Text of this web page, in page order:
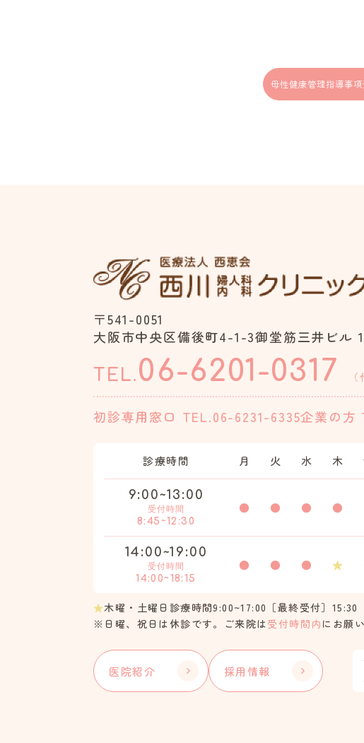
〒541-0051
大阪市中央区備後町4-1-3御堂筋三井ビル
TEL.06-6201-0317
初診専用窓口 TEL.06-6231-6335企業の方
診療時間 月 火 水 木
9:00~13:00
受付時間
8:45~12:30
● ● ● ●
14:00~19:00
受付時間
14:00~18:15
● ● ● ★
★木曜・土曜日診療時間9:00~17:00［最終受付］15:30
※日曜、祝日は休診です。
ご来院は 受付時間内 にお願
医院紹介 採用情報